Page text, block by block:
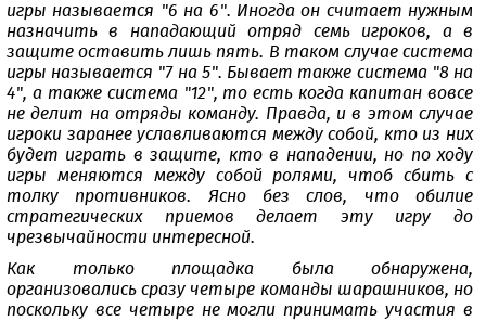
игры называется "6 на 6". Иногда он считает нужным
назначить в нападающий отряд семь игроков, а в
защите оставить лишь пять. В таком случае система
игры называется "7 на 5". Бывает также система "8 на
4", а также система "12", то есть когда капитан вовсе
не делит на отряды команду. Правда, и в этом случае
игроки заранее уславливаются между собой, кто из них
будет играть в защите, кто в нападении, но по ходу
игры меняются между собой ролями, чтоб сбить с
толку противников. Ясно без слов, что обилие
стратегических приемов делает эту игру до
чрезвычайности интересной.
Как только площадка была обнаружена,
организовались сразу четыре команды шарашников, но
поскольку все четыре не могли принимать участия в